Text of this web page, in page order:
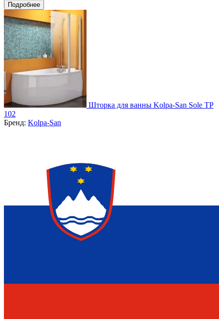
Подробнее
Шторка для ванны Kolpa-San Sole TP
102
Бренд: Kolpa-San